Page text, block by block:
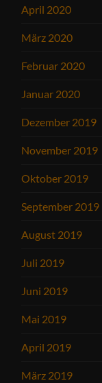
April 2020
März 2020
Februar 2020
Januar 2020
Dezember 2019
November 2019
Oktober 2019
September 2019
August 2019
Juli 2019
Juni 2019
Mai 2019
April 2019
März 2019